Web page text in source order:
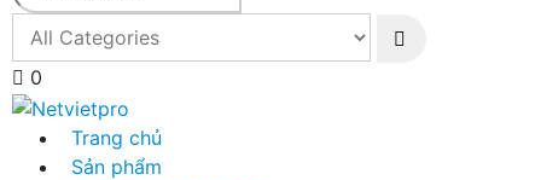
0
Trang chủ
Sản phẩm